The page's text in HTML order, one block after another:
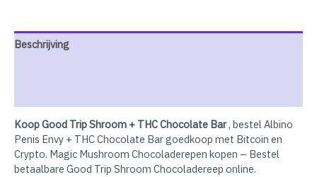
Beschrijving
Koop Good Trip Shroom + THC Chocolate Bar, bestel Albino
Penis Envy + THC Chocolate Bar goedkoop met Bitcoin en
Crypto. Magic Mushroom Chocoladerepen kopen – Bestel
betaalbare Good Trip Shroom Chocoladereep online.